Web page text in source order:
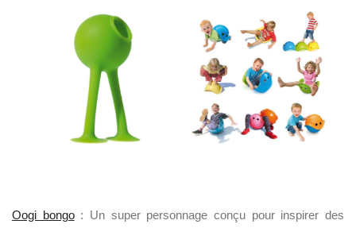
Oogi bongo: Un super personnage conçu pour inspirer des